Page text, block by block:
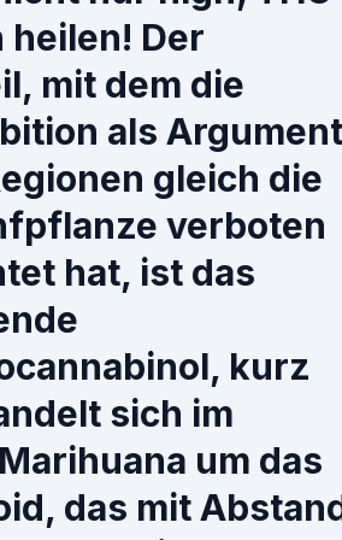
heilen! Der
mit dem die
als Argument
gleich die
verboten
hat, ist das
kurz
sich im
um das
das mit